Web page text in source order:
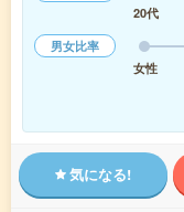
20代
男女比率
女性
気になる!